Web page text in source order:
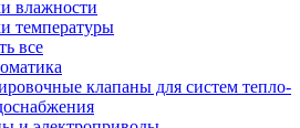
влажности
температуры
все
клапаны для систем тепло-